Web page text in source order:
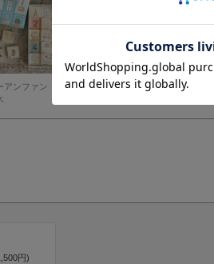
アンファン ひらが
円)